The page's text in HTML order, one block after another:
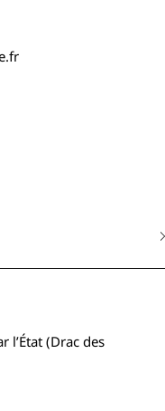
l’État (Drac des